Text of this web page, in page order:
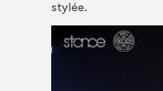
stylée.